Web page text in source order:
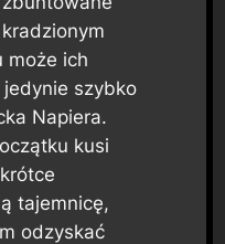
może ich
szybko
Napiera.
kusi
tajemnicę,
odzyskać